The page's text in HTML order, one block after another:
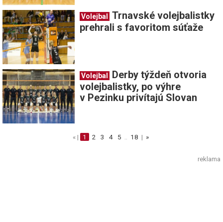
Volejbal
Trnavské volejbalistky
prehrali s favoritom súťaže
Volejbal
Derby týždeň otvoria
volejbalistky, po výhre
v Pezinku privítajú Slovan
« | 1 2 3 4 5 18 | »
reklama